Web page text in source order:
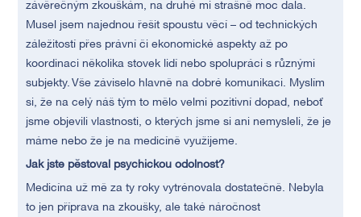
závěrečným zkouškám, na druhé mi strašně moc dala.
Musel jsem najednou řešit spoustu věcí – od technických
záležitostí přes právní či ekonomické aspekty až po
koordinaci několika stovek lidí nebo spolupráci s různými
subjekty. Vše záviselo hlavně na dobré komunikaci. Myslím
si, že na celý náš tým to mělo velmi pozitivní dopad, neboť
jsme objevili vlastnosti, o kterých jsme si ani nemysleli, že je
máme nebo že je na medicíně využijeme.
Jak jste pěstoval psychickou odolnost?
Medicína už mě za ty roky vytrénovala dostatečně. Nebyla
to jen příprava na zkoušky, ale také náročnost